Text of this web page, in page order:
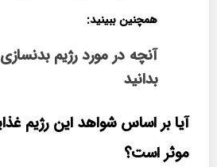
همچنین ببینید:
آنچه در مورد رژیم
بدانید
آیا بر اساس شواهد این رژیم
موثر است؟